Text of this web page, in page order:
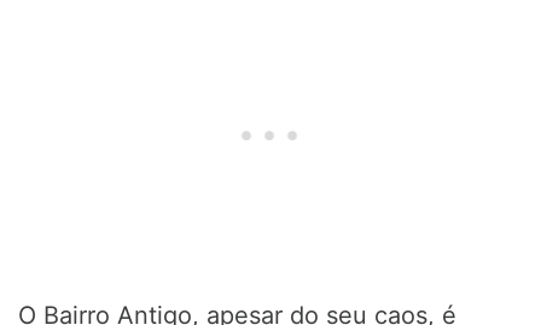
O Bairro Antigo, apesar do seu caos, é